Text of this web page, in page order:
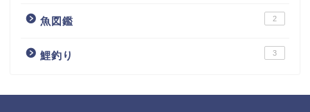
魚図鑑 2
鯉釣り 3